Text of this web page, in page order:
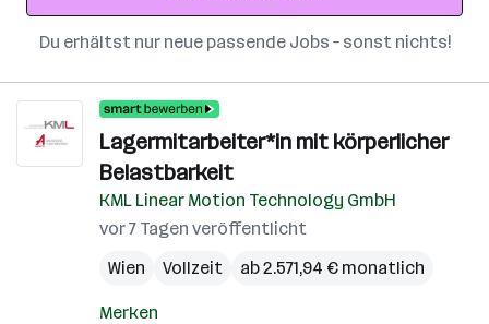
Du erhältst nur neue passende Jobs – sonst nichts!
Lagermitarbeiter*in mit körperlicher
Belastbarkeit
KML Linear Motion Technology GmbH
vor 7 Tagen veröffentlicht
Wien
Vollzeit ab 2.571,94 € monatlich
Merken